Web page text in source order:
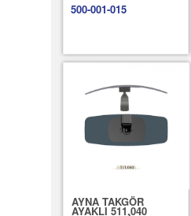
500-001-015
AYNA TAKGÖR
AYAKLI 511.040